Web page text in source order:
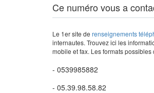
Ce numéro vous a
Le 1er site de renseignements
internautes. Trouvez ici les
mobile et fax. Les formats
- 0539985882
- 05.39.98.58.82